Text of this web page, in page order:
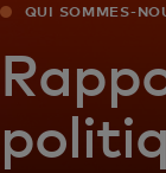
QUI SOMMES-